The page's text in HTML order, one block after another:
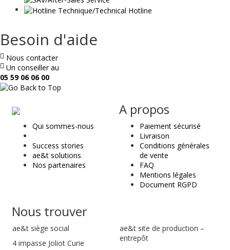
Besoin d'aide
Nous contacter
Un conseiller au
05 59 06 06 00
ae
&
t
Qui sommes-nous
Success stories
ae&t solutions
Nos partenaires
A propos
Paiement sécurisé
Livraison
Conditions générales
de vente
FAQ
Mentions légales
Document RGPD
Nous trouver
ae&t siège social
4 impasse Joliot Curie
ae&t site de production –
entrepôt